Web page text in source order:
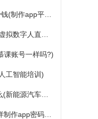
课账号一样吗?)
工智能培训)